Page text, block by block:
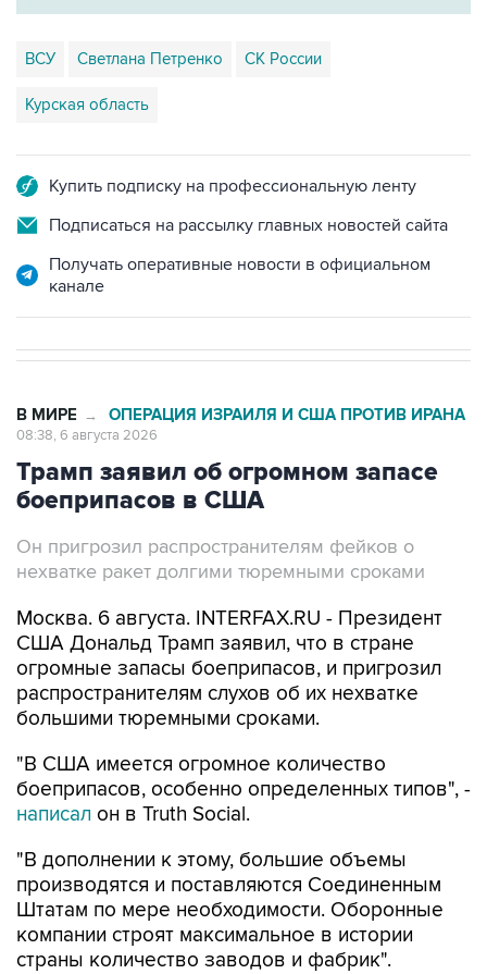
ВСУ Светлана Петренко СК России
Курская область
Подписаться на рассылку главных новостей сайта
Получать оперативные новости в официальном
Трамп заявил об огромном запасе
боеприпасов в США
Он пригрозил распространителям фейков о
Москва. 6 августа. INTERFAX.RU - Президент
огромные запасы боеприпасов, и пригрозил
распространителям слухов об их нехватке
большими тюремными сроками.
"В США имеется огромное количество
написал он в Truth Social.
"В дополнении к этому, большие объемы
Штатам по мере необходимости. Оборонные
компании строят максимальное в истории
страны количество заводов и фабрик".
Тем, кто распространяет "предательские"